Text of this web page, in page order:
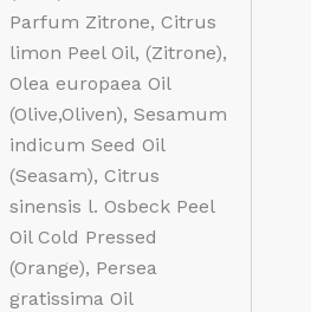
Parfum Zitrone, Citrus
limon Peel Oil, (Zitrone),
Olea europaea Oil
(Olive,Oliven), Sesamum
indicum Seed Oil
(Seasam), Citrus
sinensis l. Osbeck Peel
Oil Cold Pressed
(Orange), Persea
gratissima Oil